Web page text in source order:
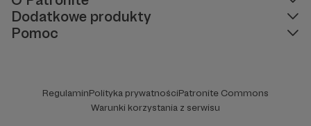
Dodatkowe produkty
Pomoc
RegulaminPolityka prywatnościPatronite Commons
Warunki korzystania z serwisu